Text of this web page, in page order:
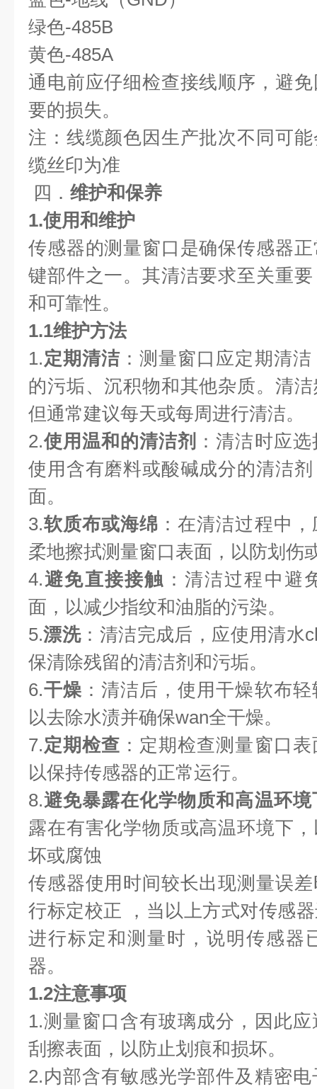
绿色-485B
黄色-485A
通电前应仔细检查接线顺序，避
要的损失。
注：线缆颜色因生产批次不同可
缆丝印为准
四． 维护和保养
1.使用和维护
传感器的测量窗口是确保传感器
键部件之一。其清洁要求至关重
和可靠性。
1.1维护方法
1.定期清洁 ：测量窗口应定期清
的污垢、沉积物和其他杂质。清
但通常建议每天或每周进行清洁。
2.使用温和的清洁剂 ：清洁时应
使用含有磨料或酸碱成分的清洁
面。
3.软质布或海绵 ：在清洁过程中
柔地擦拭测量窗口表面，以防划伤
4.避免直接接触 ：清洁过程中避
面，以减少指纹和油脂的污染。
5.漂洗：清洁完成后，应使用清水
保清除残留的清洁剂和污垢。
6.干燥 ：清洁后，使用干燥软布
以去除水渍并确保wan全干燥。
7.定期检查 ：定期检查测量窗口
以保持传感器的正常运行。
8.避免暴露在化学物质和高温环境
露在有害化学物质或高温环境下
坏或腐蚀
传感器使用时间较长出现测量误
行标定校正 ，当以上方式对传感
进行标定和测量时，说明传感器
器。
1.2注意事项
1.测量窗口含有玻璃成分，因此
刮擦表面，以防止划痕和损坏。
2.内部含有敏感光学部件及精密